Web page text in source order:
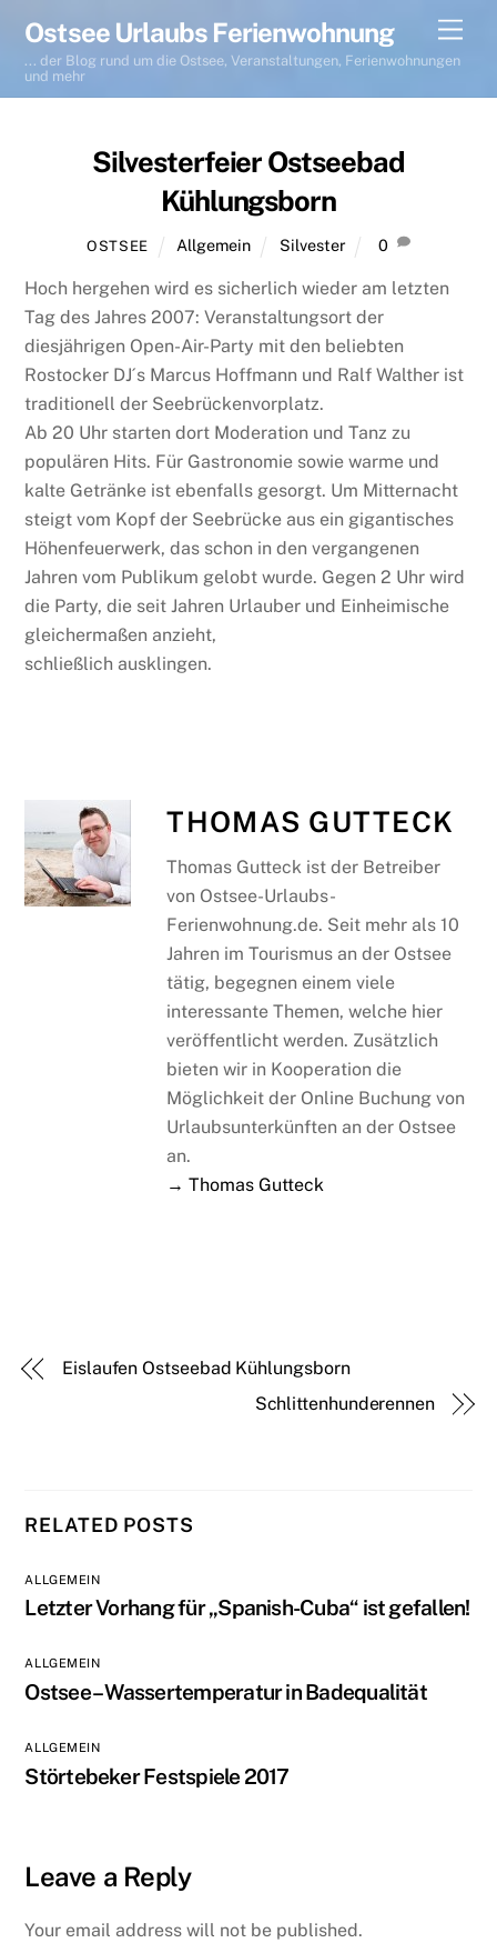
content
Ostsee Urlaubs Ferienwohnung
... der Blog rund um die Ostsee, Veranstaltungen, Ferienwohnungen
und mehr
Silvesterfeier Ostseebad
Kühlungsborn
OSTSEE Allgemein Silvester 0
Hoch hergehen wird es sicherlich wieder am letzten
Tag des Jahres 2007: Veranstaltungsort der
diesjährigen Open-Air-Party mit den beliebten
Rostocker DJ´s Marcus Hoffmann und Ralf Walther ist
traditionell der Seebrückenvorplatz.
Ab 20 Uhr starten dort Moderation und Tanz zu
populären Hits. Für Gastronomie sowie warme und
kalte Getränke ist ebenfalls gesorgt. Um Mitternacht
steigt vom Kopf der Seebrücke aus ein gigantisches
Höhenfeuerwerk, das schon in den vergangenen
Jahren vom Publikum gelobt wurde. Gegen 2 Uhr wird
die Party, die seit Jahren Urlauber und Einheimische
gleichermaßen anzieht,
schließlich ausklingen.
THOMAS GUTTECK
Thomas Gutteck ist der Betreiber
von Ostsee-Urlaubs-
Ferienwohnung.de. Seit mehr als 10
Jahren im Tourismus an der Ostsee
tätig, begegnen einem viele
interessante Themen, welche hier
veröffentlicht werden. Zusätzlich
bieten wir in Kooperation die
Möglichkeit der Online Buchung von
Urlaubsunterkünften an der Ostsee
an.
→ Thomas Gutteck
Eislaufen Ostseebad Kühlungsborn
Schlittenhunderennen
RELATED POSTS
ALLGEMEIN
Letzter Vorhang für „Spanish-Cuba“ ist gefallen!
ALLGEMEIN
Ostsee – Wassertemperatur in Badequalität
ALLGEMEIN
Störtebeker Festspiele 2017
Leave a Reply
Your email address will not be published.